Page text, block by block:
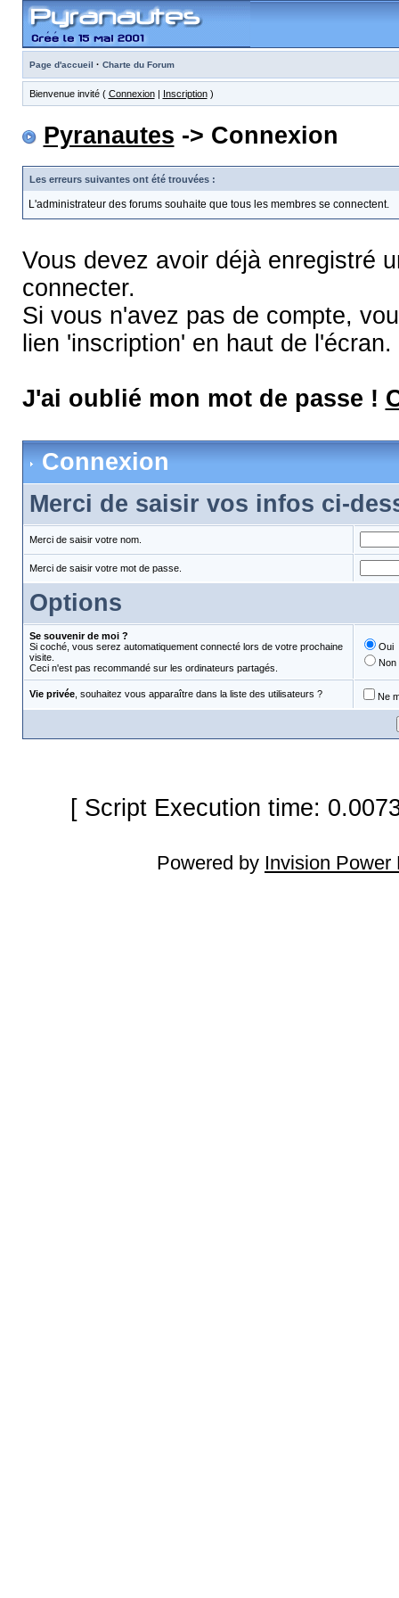
Page d'accueil · Charte du Forum
Bienvenue invité ( Connexion| Inscription)
Pyranautes -> Connexion
Les erreurs suivantes ont été trouvées :
L'administrateur des forums souhaite que tous les membres se connectent.
Vous devez avoir déjà enregistré
connecter.
Si vous n'avez pas de compte,
lien 'inscription' en haut de l'écran.
J'ai oublié mon mot de passe !
Connexion
Merci de saisir vos infos ci-
Merci de saisir votre nom.
Merci de saisir votre mot de passe.
Options
Se souvenir de moi ?
Si coché, vous serez automatiquement connecté lors de votre prochaine
visite.
Ceci n'est pas recommandé sur les ordinateurs partagés.
Oui
Non
Vie privée, souhaitez vous apparaître dans la liste des utilisateurs ? Ne
[ Script Execution time:
Powered by Invision Power